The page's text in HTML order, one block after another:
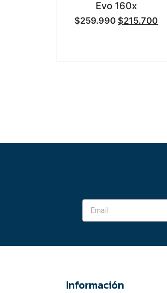
0
5
Evo 160x
$259.990 $215.700
Información